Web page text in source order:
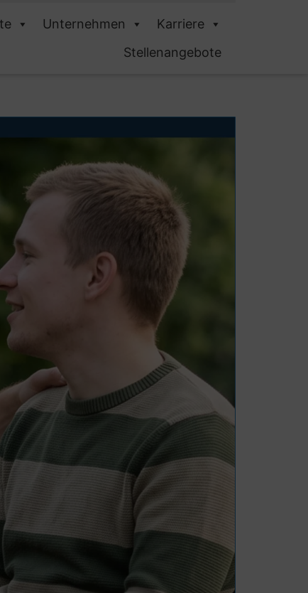
Unternehmen
Karriere
Stellenangebote